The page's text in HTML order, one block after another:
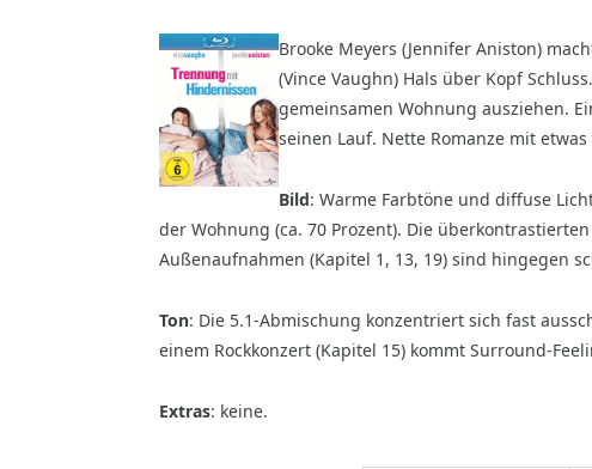
Brooke Meyers (Jennifer Anis­ton)
(Vince Vaughn) Hals über Kopf
gemeinsamen Wohnung ausziehen.
seinen Lauf. Nette Romanze mit
Bild: Warme Farbtöne und diffuse
der Wohnung (ca. 70 Prozent). Die
Außenaufnahmen (Kapitel 1, 13, 19) sind hingegen
Ton: Die 5.1-Abmischung konzentriert sich fast
einem Rockkonzert (Kapitel 15) kommt Surround-
Extras: keine.